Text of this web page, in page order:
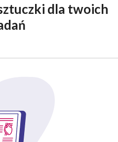
dla twoich